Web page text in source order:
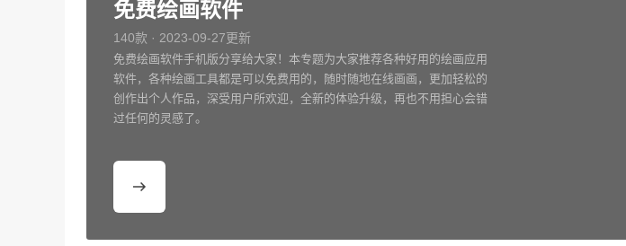
免费绘画软件
140款 · 2023-09-27更新
免费绘画软件手机版分享给大家！本专题为大家推荐各种好用的绘画应用
软件，各种绘画工具都是可以免费用的，随时随地在线画画，更加轻松的
创作出个人作品，深受用户所欢迎，全新的体验升级，再也不用担心会错
过任何的灵感了。